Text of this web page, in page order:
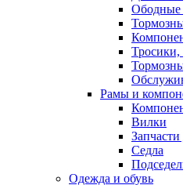
Ободные
Тросики,
Рамы и
Вилки
Седла
Одежда и обувь